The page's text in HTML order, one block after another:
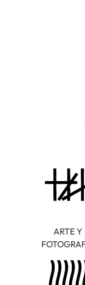
ARTE Y